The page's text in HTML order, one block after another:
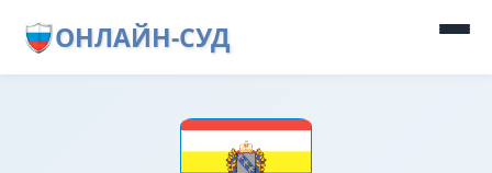
ОНЛАЙН-СУД